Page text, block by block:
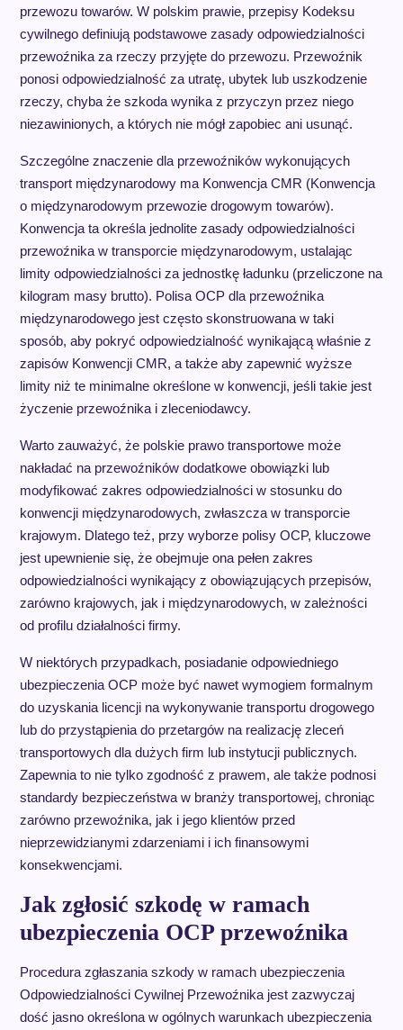
przewozu towarów. W polskim prawie, przepisy Kodeksu
cywilnego definiują podstawowe zasady odpowiedzialności
przewoźnika za rzeczy przyjęte do przewozu. Przewoźnik
ponosi odpowiedzialność za utratę, ubytek lub uszkodzenie
rzeczy, chyba że szkoda wynika z przyczyn przez niego
niezawinionych, a których nie mógł zapobiec ani usunąć.
Szczególne znaczenie dla przewoźników wykonujących
transport międzynarodowy ma Konwencja CMR (Konwencja
o międzynarodowym przewozie drogowym towarów).
Konwencja ta określa jednolite zasady odpowiedzialności
przewoźnika w transporcie międzynarodowym, ustalając
limity odpowiedzialności za jednostkę ładunku (przeliczone na
kilogram masy brutto). Polisa OCP dla przewoźnika
międzynarodowego jest często skonstruowana w taki
sposób, aby pokryć odpowiedzialność wynikającą właśnie z
zapisów Konwencji CMR, a także aby zapewnić wyższe
limity niż te minimalne określone w konwencji, jeśli takie jest
życzenie przewoźnika i zleceniodawcy.
Warto zauważyć, że polskie prawo transportowe może
nakładać na przewoźników dodatkowe obowiązki lub
modyfikować zakres odpowiedzialności w stosunku do
konwencji międzynarodowych, zwłaszcza w transporcie
krajowym. Dlatego też, przy wyborze polisy OCP, kluczowe
jest upewnienie się, że obejmuje ona pełen zakres
odpowiedzialności wynikający z obowiązujących przepisów,
zarówno krajowych, jak i międzynarodowych, w zależności
od profilu działalności firmy.
W niektórych przypadkach, posiadanie odpowiedniego
ubezpieczenia OCP może być nawet wymogiem formalnym
do uzyskania licencji na wykonywanie transportu drogowego
lub do przystąpienia do przetargów na realizację zleceń
transportowych dla dużych firm lub instytucji publicznych.
Zapewnia to nie tylko zgodność z prawem, ale także podnosi
standardy bezpieczeństwa w branży transportowej, chroniąc
zarówno przewoźnika, jak i jego klientów przed
nieprzewidzianymi zdarzeniami i ich finansowymi
konsekwencjami.
Jak zgłosić szkodę w ramach
ubezpieczenia OCP przewoźnika
Procedura zgłaszania szkody w ramach ubezpieczenia
Odpowiedzialności Cywilnej Przewoźnika jest zazwyczaj
dość jasno określona w ogólnych warunkach ubezpieczenia